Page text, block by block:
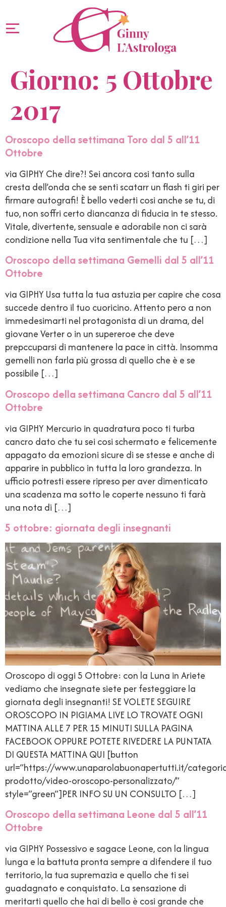
Giorno: 5 Ottobre
2017
Oroscopo della settimana Toro dal 5 all’11
Ottobre
via GIPHY Che dire?! Sei ancora cosi tanto sulla
cresta dell’onda che se senti scatarr un flash ti giri per
firmare autografi! È bello vederti cosi anche se tu, di
tuo, non soffri certo diancanza di fiducia in te stesso.
Vitale, divertente, sensuale e adorabile non ci sarà
condizione nella Tua vita sentimentale che tu […]
Oroscopo della settimana Gemelli dal 5 all’11
Ottobre
via GIPHY Usa tutta la tua astuzia per capire che cosa
succede dentro il tuo cuoricino. Attento pero a non
immedesimarti nel protagonista di un drama, del
giovane Verter o in un supereroe che deve
prepccuparsi di mantenere la pace in città. Insomma
gemelli non farla più grossa di quello che è e se
possibile […]
Oroscopo della settimana Cancro dal 5 all’11
Ottobre
via GIPHY Mercurio in quadratura poco ti turba
cancro dato che tu sei cosi schermato e felicemente
appagato da emozioni sicure di se stesse e anche di
apparire in pubblico in tutta la loro grandezza. In
ufficio potresti essere ripreso per aver dimenticato
una scadenza ma sotto le coperte nessuno ti farà
una nota di […]
5 ottobre: giornata degli insegnanti
Oroscopo di oggi 5 Ottobre: con la Luna in Ariete
vediamo che insegnate siete per festeggiare la
giornata degli insegnanti! SE VOLETE SEGUIRE
OROSCOPO IN PIGIAMA LIVE LO TROVATE OGNI
MATTINA ALLE 7 PER 15 MINUTI SULLA PAGINA
FACEBOOK OPPURE POTETE RIVEDERE LA PUNTATA
DI QUESTA MATTINA QUI [button
url=”https://www.unaparolabuonapertutti.it/
prodotto/video-oroscopo-personalizzato/”
style=”green”]PER INFO SU UN CONSULTO […]
Oroscopo della settimana Leone dal 5 all’11
Ottobre
via GIPHY Possessivo e sagace Leone, con la lingua
lunga e la battuta pronta sempre a difendere il tuo
territorio, la tua supremazia e quello che ti sei
guadagnato e conquistato. La sensazione di
meritarti quello che hai di bello è cosi grande che